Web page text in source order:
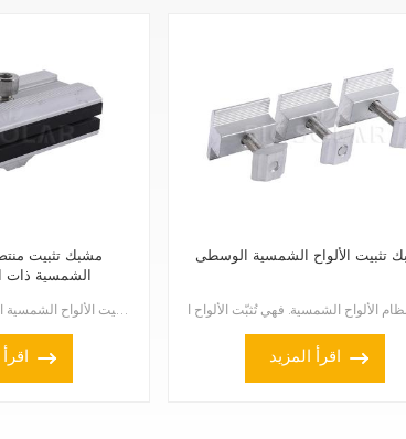
مشبك تثبيت
الشمسية ذات
مشبك تثبيت الألواح الشمسية الرقيقة هو ملحق خاص يُستخدم لتثبيت الألواح الشمسية الرقيقة على نظام دعاما...
تثبيت الألواح الشمسية الوسطى
اقرأ المزيد